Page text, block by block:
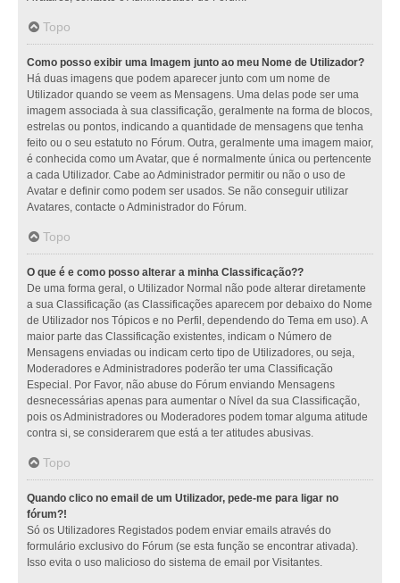
Topo
Como posso exibir uma Imagem junto ao meu Nome de Utilizador?
Há duas imagens que podem aparecer junto com um nome de
Utilizador quando se veem as Mensagens. Uma delas pode ser uma
imagem associada à sua classificação, geralmente na forma de blocos,
estrelas ou pontos, indicando a quantidade de mensagens que tenha
feito ou o seu estatuto no Fórum. Outra, geralmente uma imagem maior,
é conhecida como um Avatar, que é normalmente única ou pertencente
a cada Utilizador. Cabe ao Administrador permitir ou não o uso de
Avatar e definir como podem ser usados. Se não conseguir utilizar
Avatares, contacte o Administrador do Fórum.
Topo
O que é e como posso alterar a minha Classificação??
De uma forma geral, o Utilizador Normal não pode alterar diretamente
a sua Classificação (as Classificações aparecem por debaixo do Nome
de Utilizador nos Tópicos e no Perfil, dependendo do Tema em uso). A
maior parte das Classificação existentes, indicam o Número de
Mensagens enviadas ou indicam certo tipo de Utilizadores, ou seja,
Moderadores e Administradores poderão ter uma Classificação
Especial. Por Favor, não abuse do Fórum enviando Mensagens
desnecessárias apenas para aumentar o Nível da sua Classificação,
pois os Administradores ou Moderadores podem tomar alguma atitude
contra si, se considerarem que está a ter atitudes abusivas.
Topo
Quando clico no email de um Utilizador, pede-me para ligar no
fórum?!
Só os Utilizadores Registados podem enviar emails através do
formulário exclusivo do Fórum (se esta função se encontrar ativada).
Isso evita o uso malicioso do sistema de email por Visitantes.